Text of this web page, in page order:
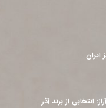
انتخابی از برند آذر